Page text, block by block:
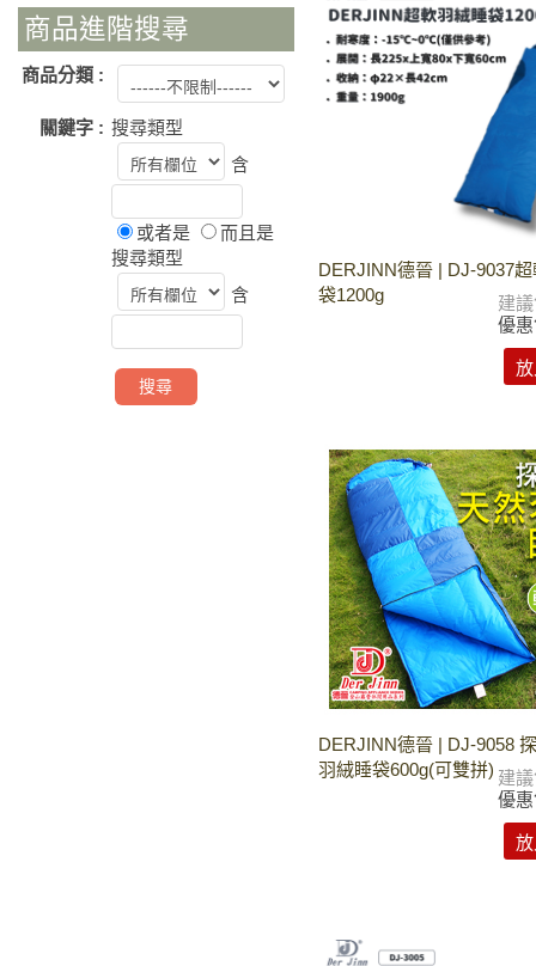
商品進階搜尋
商品分類 :
關鍵字 : 搜尋類型
含
或者是
而且是
搜尋類型
含
DERJINN德晉 | DJ-9037
袋1200g
建
優
DERJINN德晉 | DJ-9058
羽絨睡袋600g(可雙拼) 建
優